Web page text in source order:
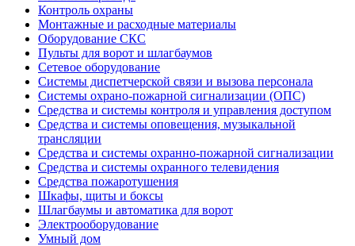
Контроль охраны
Монтажные и расходные материалы
Оборудование СКС
Пульты для ворот и шлагбаумов
Сетевое оборудование
Системы диспетчерской связи и вызова персонала
Системы охрано-пожарной сигнализации (ОПС)
Средства и системы контроля и управления доступом
Средства и системы оповещения, музыкальной
трансляции
Средства и системы охранно-пожарной сигнализации
Средства и системы охранного телевидения
Средства пожаротушения
Шкафы, щиты и боксы
Шлагбаумы и автоматика для ворот
Электрооборудование
Умный дом